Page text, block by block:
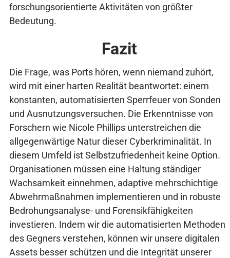
forschungsorientierte Aktivitäten von größter
Bedeutung.
Fazit
Die Frage, was Ports hören, wenn niemand zuhört,
wird mit einer harten Realität beantwortet: einem
konstanten, automatisierten Sperrfeuer von Sonden
und Ausnutzungsversuchen. Die Erkenntnisse von
Forschern wie Nicole Phillips unterstreichen die
allgegenwärtige Natur dieser Cyberkriminalität. In
diesem Umfeld ist Selbstzufriedenheit keine Option.
Organisationen müssen eine Haltung ständiger
Wachsamkeit einnehmen, adaptive mehrschichtige
Abwehrmaßnahmen implementieren und in robuste
Bedrohungsanalyse- und Forensikfähigkeiten
investieren. Indem wir die automatisierten Methoden
des Gegners verstehen, können wir unsere digitalen
Assets besser schützen und die Integrität unserer